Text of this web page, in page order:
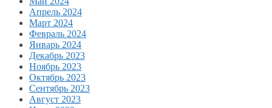
Апрель 2024
Март 2024
Февраль 2024
Январь 2024
Декабрь 2023
Ноябрь 2023
Октябрь 2023
Сентябрь 2023
Август 2023